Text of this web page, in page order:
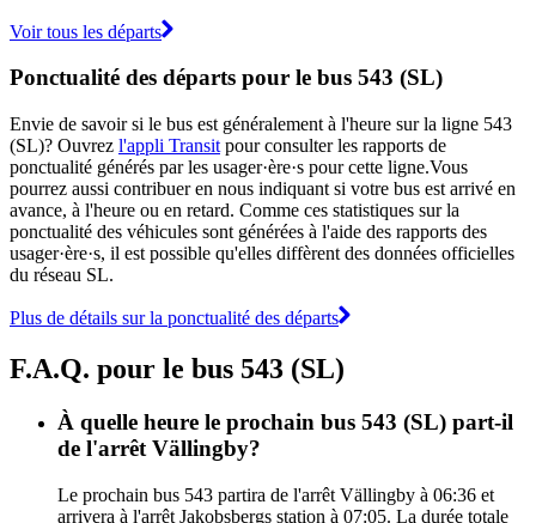
Voir tous les départs
Ponctualité des départs pour le bus 543 (SL)
Envie de savoir si le bus est généralement à l'heure sur la ligne 543
(SL)? Ouvrez l'appli Transit pour consulter les rapports de
ponctualité générés par les usager·ère·s pour cette ligne.Vous
pourrez aussi contribuer en nous indiquant si votre bus est arrivé en
avance, à l'heure ou en retard. Comme ces statistiques sur la
ponctualité des véhicules sont générées à l'aide des rapports des
usager·ère·s, il est possible qu'elles diffèrent des données officielles
du réseau SL.
Plus de détails sur la ponctualité des départs
F.A.Q. pour le bus 543 (SL)
À quelle heure le prochain bus 543 (SL) part-il
de l'arrêt Vällingby?
Le prochain bus 543 partira de l'arrêt Vällingby à 06:36 et
arrivera à l'arrêt Jakobsbergs station à 07:05. La durée totale